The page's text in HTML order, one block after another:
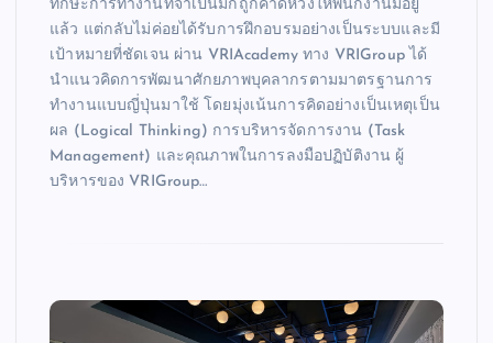
ทักษะการทำงานที่จำเป็นมักถูกคาดหวังให้พนักงานมีอยู่
แล้ว แต่กลับไม่ค่อยได้รับการฝึกอบรมอย่างเป็นระบบและมี
เป้าหมายที่ชัดเจน ผ่าน VRIAcademy ทาง VRIGroup ได้
นำแนวคิดการพัฒนาศักยภาพบุคลากรตามมาตรฐานการ
ทำงานแบบญี่ปุ่นมาใช้ โดยมุ่งเน้นการคิดอย่างเป็นเหตุเป็น
ผล (Logical Thinking) การบริหารจัดการงาน (Task
Management) และคุณภาพในการลงมือปฏิบัติงาน ผู้
บริหารของ VRIGroup…